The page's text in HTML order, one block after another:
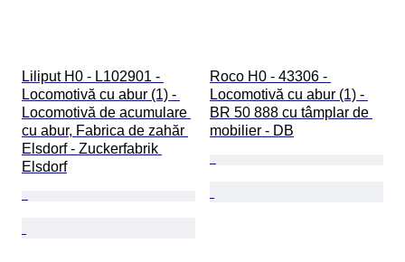
Liliput H0 - L102901 -
Locomotivă cu abur (1) -
Locomotivă de acumulare
cu abur, Fabrica de zahăr
Elsdorf - Zuckerfabrik
Elsdorf
Roco H0 - 43306 -
Locomotivă cu abur (1) -
BR 50 888 cu tâmplar de
mobilier - DB